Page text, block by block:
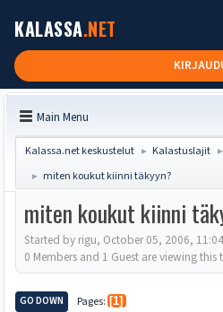
KALASSA.NET
Main Menu
Kalassa.net keskustelut ► Kalastuslajit ►
► miten koukut kiinni täkyyn?
miten koukut kiinni
Started by rigu, October 05, 2006,
0 Members and 1 Guest are viewing this
GO DOWN Pages 1